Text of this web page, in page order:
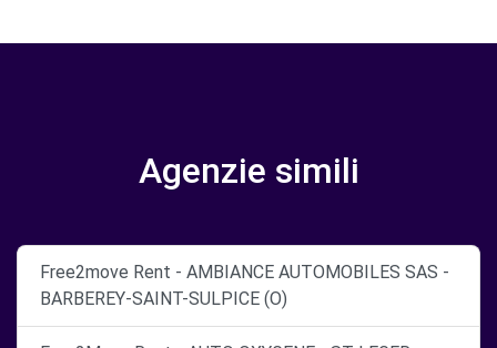
Agenzie simili
Free2move Rent - AMBIANCE AUTOMOBILES SAS -
BARBEREY-SAINT-SULPICE (O)